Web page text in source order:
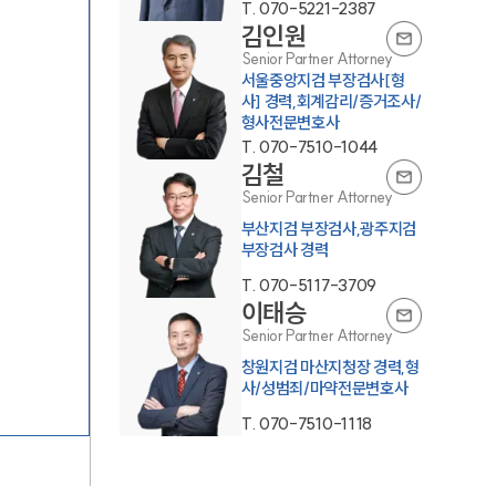
그룹소개
그룹소개
대륜의 강점
오시는 길
글로벌 파트너 로펌
T. 070-5221-2387
김인원
Senior Partner Attorney
서울중앙지검 부장검사[형
사] 경력,회계감리/증거조사/
형사전문변호사
T. 070-7510-1044
김철
Senior Partner Attorney
부산지검 부장검사,광주지검
부장검사 경력
T. 070-5117-3709
이태승
Senior Partner Attorney
창원지검 마산지청장 경력,형
사/성범죄/마약전문변호사
T. 070-7510-1118